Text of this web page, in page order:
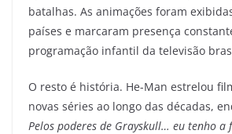
batalhas. As animações foram
países e marcaram presença
programação infantil da televisão
O resto é história. He-Man estrelou
novas séries ao longo das décadas,
Pelos poderes de Grayskull… eu tenho a